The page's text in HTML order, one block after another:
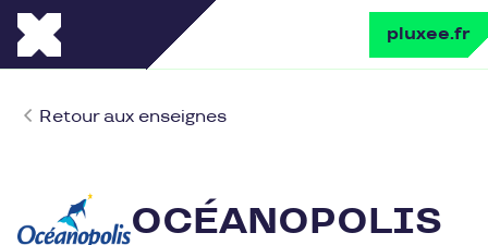
pluxee.fr
Retour aux enseignes
OCÉANOPOLIS